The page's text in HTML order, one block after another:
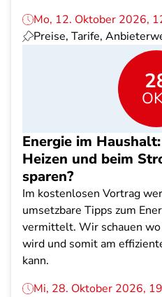
Mo, 12. Oktober 2026,
Preise, Tarife,
Energie im
Heizen und beim
sparen?
Im kostenlosen Vortrag
umsetzbare Tipps zum
vermittelt. Wir schauen
wird und somit am
kann.
Mi, 28. Oktober 2026,